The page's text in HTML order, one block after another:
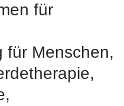
für
für Menschen,